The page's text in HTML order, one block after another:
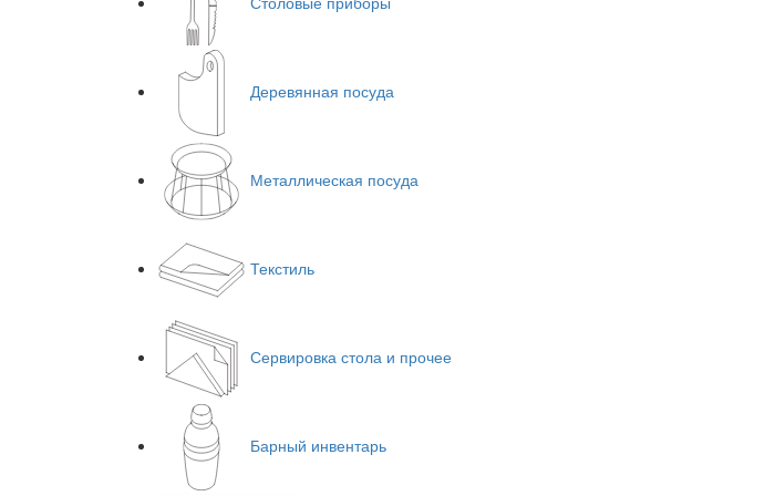
Деревянная посуда
Металлическая посуда
Текстиль
Сервировка стола и прочее
Барный инвентарь